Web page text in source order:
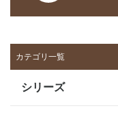
カテゴリ一覧
シリーズ